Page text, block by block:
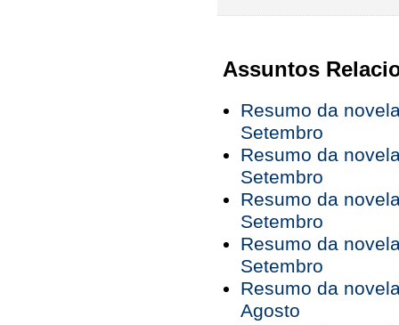
Assuntos
Resumo da
Setembro
Resumo da
Setembro
Resumo da
Setembro
Resumo da
Setembro
Resumo da
Agosto